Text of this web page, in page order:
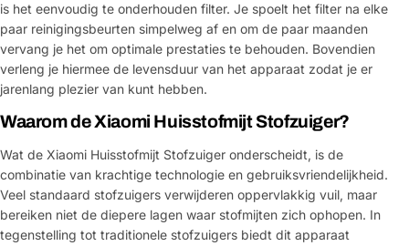
is het eenvoudig te onderhouden filter. Je spoelt het filter na elke
paar reinigingsbeurten simpelweg af en om de paar maanden
vervang je het om optimale prestaties te behouden. Bovendien
verleng je hiermee de levensduur van het apparaat zodat je er
jarenlang plezier van kunt hebben.
Waarom de Xiaomi Huisstofmijt Stofzuiger?
Wat de Xiaomi Huisstofmijt Stofzuiger onderscheidt, is de
combinatie van krachtige technologie en gebruiksvriendelijkheid.
Veel standaard stofzuigers verwijderen oppervlakkig vuil, maar
bereiken niet de diepere lagen waar stofmijten zich ophopen. In
tegenstelling tot traditionele stofzuigers biedt dit apparaat